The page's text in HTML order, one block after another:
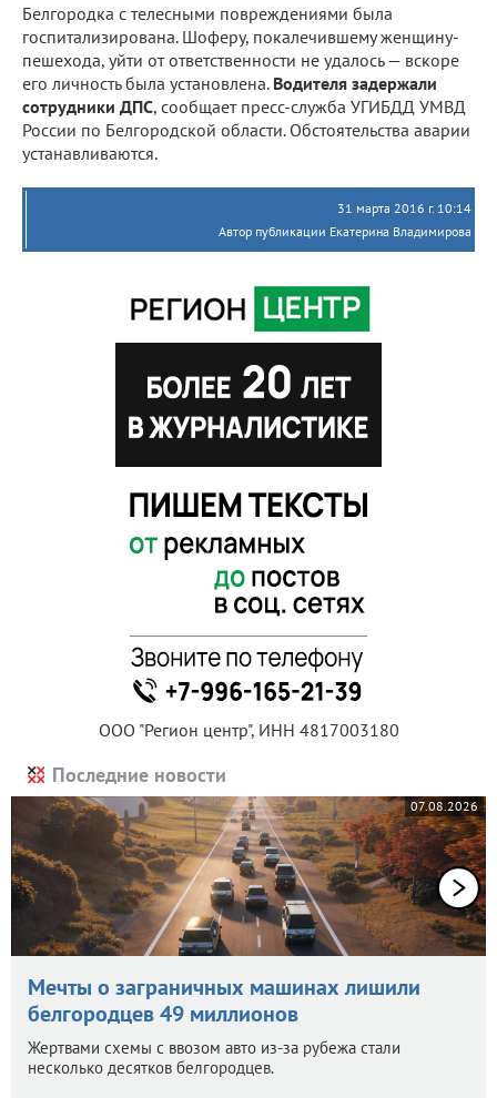
Белгородка с телесными повреждениями была
госпитализирована. Шоферу, покалечившему женщину-
пешехода, уйти от ответственности не удалось — вскоре
его личность была установлена. Водителя задержали
сотрудники ДПС, сообщает пресс-служба УГИБДД УМВД
России по Белгородской области. Обстоятельства аварии
устанавливаются.
31 марта 2016 г. 10:14
Автор публикации Екатерина Владимирова
ООО "Регион центр", ИНН 4817003180
Последние новости
07.08.2026
Мечты о заграничных машинах лишили
белгородцев 49 миллионов
Жертвами схемы с ввозом авто из-за рубежа стали
несколько десятков белгородцев.